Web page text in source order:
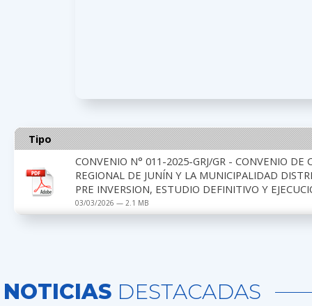
Tipo
CONVENIO N° 011-2025-GRJ/GR - CONVENIO
REGIONAL DE JUNÍN Y LA MUNICIPALIDAD
PRE INVERSION, ESTUDIO DEFINITIVO Y
03/03/2026 — 2.1 MB
NOTICIAS DESTACADAS